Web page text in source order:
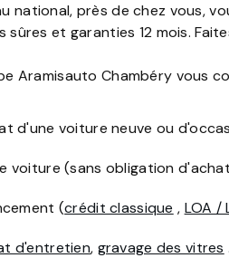
national, près de chez vous,
et garanties 12 mois.
Aramisauto Chambéry vous
d'une voiture neuve ou
voiture (sans obligation
(crédit classique , LOA /
d'entretien, gravage des vitres